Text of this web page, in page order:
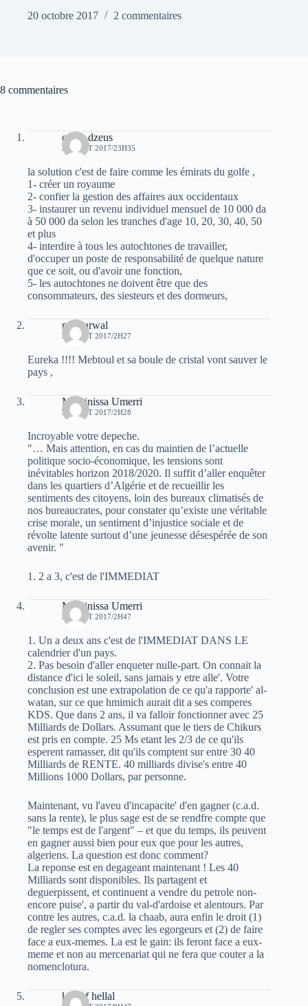
20 octobre 2017
2 commentaires
8 commentaires
oziris dzeus
29 AOÛT 2017/23H35
la solution c'est de faire comme les émirats du golfe ,
1- créer un royaume
2- confier la gestion des affaires aux occidentaux
3- instaurer un revenu individuel mensuel de 10 000 da
à 50 000 da selon les tranches d'age 10, 20, 30, 40, 50
et plus
4- interdire à tous les autochtones de travailler,
d'occuper un poste de responsabilité de quelque nature
que ce soit, ou d'avoir une fonction,
5- les autochtones ne doivent être que des
consommateurs, des siesteurs et des dormeurs,
moh arwal
30 AOÛT 2017/2H27
Eureka !!!! Mebtoul et sa boule de cristal vont sauver le
pays ,
Massinissa Umerri
30 AOÛT 2017/2H28
Incroyable votre depeche.
"… Mais attention, en cas du maintien de l’actuelle
politique socio-économique, les tensions sont
inévitables horizon 2018/2020. Il suffit d’aller enquêter
dans les quartiers d’Algérie et de recueillir les
sentiments des citoyens, loin des bureaux climatisés de
nos bureaucrates, pour constater qu’existe une véritable
crise morale, un sentiment d’injustice sociale et de
révolte latente surtout d’une jeunesse désespérée de son
avenir. "
1. 2 a 3, c'est de l'IMMEDIAT
Massinissa Umerri
30 AOÛT 2017/2H47
1. Un a deux ans c'est de l'IMMEDIAT DANS LE
calendrier d'un pays.
2. Pas besoin d'aller enqueter nulle-part. On connait la
distance d'ici le soleil, sans jamais y etre alle'. Votre
conclusion est une extrapolation de ce qu'a rapporte' al-
watan, sur ce que hmimich aurait dit a ses comperes
KDS. Que dans 2 ans, il va falloir fonctionner avec 25
Milliards de Dollars. Assumant que le tiers de Chikurs
est pris en compte. 25 Ms etant les 2/3 de ce qu'ils
esperent ramasser, dit qu'ils comptent sur entre 30 40
Milliards de RENTE. 40 milliards divise's entre 40
Millions 1000 Dollars, par personne.
Maintenant, vu l'aveu d'incapacite' d'en gagner (c.a.d.
sans la rente), le plus sage est de se rendfre compte que
"le temps est de l'argent" – et que du temps, ils peuvent
en gagner aussi bien pour eux que pour les autres,
algeriens. La question est donc comment?
La reponse est en degageant maintenant ! Les 40
Milliards sont disponibles. Ils partagent et
deguerpissent, et continuent a vendre du petrole non-
encore puise', a partir du val-d'ardoise et alentours. Par
contre les autres, c.a.d. la chaab, aura enfin le droit (1)
de regler ses comptes avec les egorgeurs et (2) de faire
face a eux-memes. La est le gain: ils feront face a eux-
meme et non au mercenariat qui ne fera que couter a la
nomenclotura.
khelaf hellal